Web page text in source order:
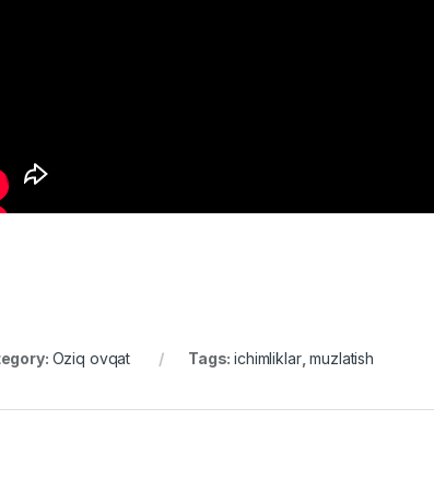
Oziq ovqat Tags:ichimliklar,muzlatish